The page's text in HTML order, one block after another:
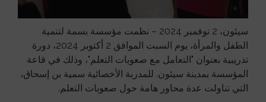
سيئون، 2 نوفمبر 2024 – نظمت مؤسسة بسمة لتنمية
الطفل والمرأة، يوم السبت الموافق 2 أكتوبر 2024، دورة
تدريبية بعنوان "التعامل مع صعوبات التعلم"، وذلك في قاعة
المؤسسة بمدينة سيئون. للمدربة الأخصائية سمية بن إسحاق،
التي تناولت عدة محاور هامة حول صعوبات التعلم.